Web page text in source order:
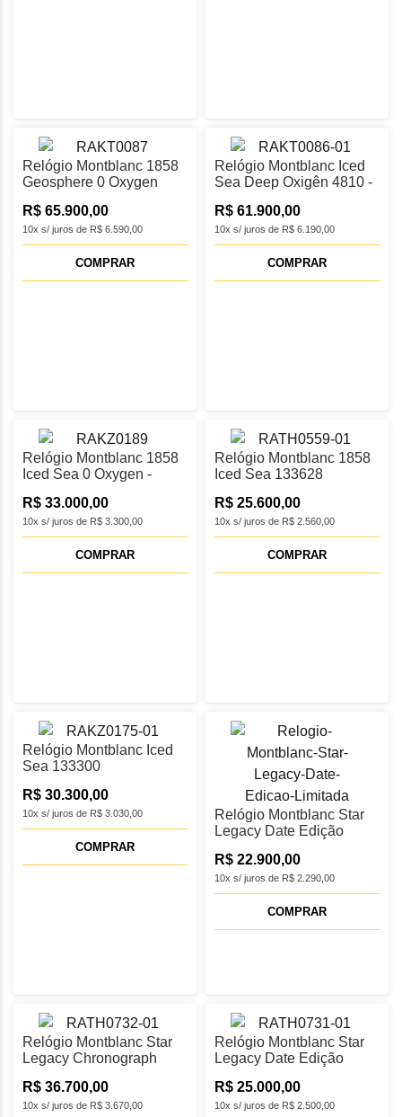
Relógio Montblanc 1858
Geosphere 0 Oxygen
10x s/ juros de R$ 6.590,00
R$ 65.900,00
COMPRAR
Relógio Montblanc Iced
Sea Deep Oxigên 4810 -
10x s/ juros de R$ 6.190,00
R$ 61.900,00
COMPRAR
Relógio Montblanc 1858
Iced Sea 0 Oxygen -
10x s/ juros de R$ 3.300,00
R$ 33.000,00
COMPRAR
Relógio Montblanc 1858
Iced Sea 133628
10x s/ juros de R$ 2.560,00
R$ 25.600,00
COMPRAR
Relógio Montblanc Iced
Sea 133300
10x s/ juros de R$ 3.030,00
R$ 30.300,00
COMPRAR
Relógio Montblanc Star
Legacy Date Edição
10x s/ juros de R$ 2.290,00
R$ 22.900,00
COMPRAR
Relógio Montblanc Star
Legacy Chronograph
10x s/ juros de R$ 3.670,00
R$ 36.700,00
Relógio Montblanc Star
Legacy Date Edição
10x s/ juros de R$ 2.500,00
R$ 25.000,00